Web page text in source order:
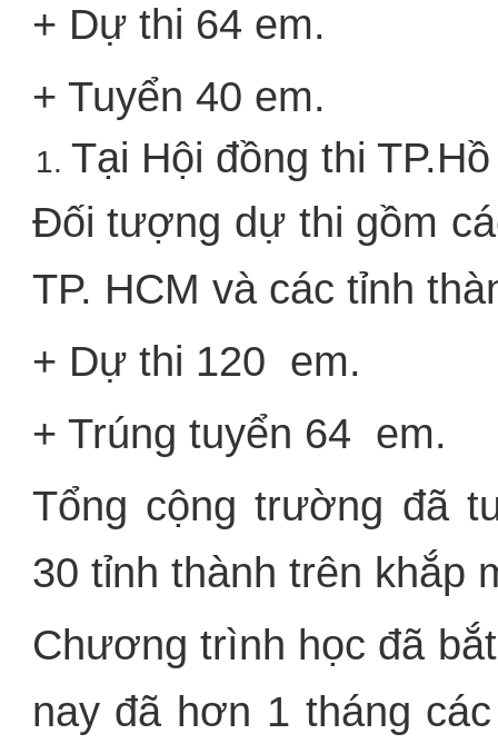
+ Dự thi 64 em.
+ Tuyển 40 em.
Tại Hội đồng thi
Đối tượng dự thi gồm
TP. HCM và các tỉnh
+ Dự thi 120 em.
+ Trúng tuyển 64 em.
Tổng cộng trường đã
30 tỉnh thành trên khắp
Chương trình học đã
nay đã hơn 1 tháng